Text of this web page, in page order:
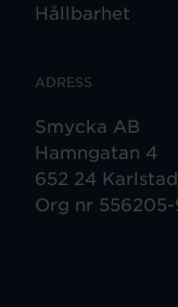
Hållbarhet
ADRESS
Smycka AB
Hamngatan 4
652 24 Karlstad
Org nr